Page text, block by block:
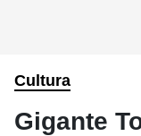
Cultura
Gigante